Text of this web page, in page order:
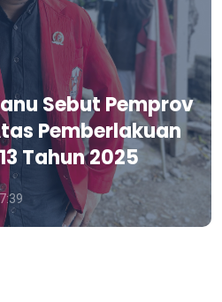
Sebut Pemprov
Pemberlakuan
Tahun 2025